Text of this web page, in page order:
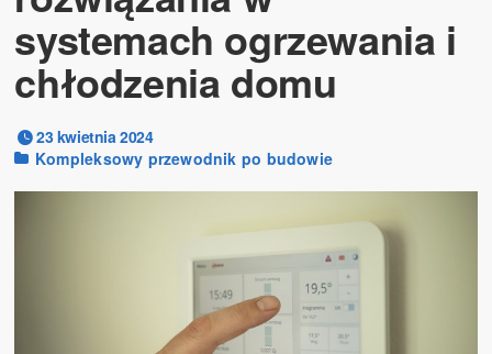
systemach ogrzewania i
chłodzenia domu
23 kwietnia 2024
Kompleksowy przewodnik po budowie